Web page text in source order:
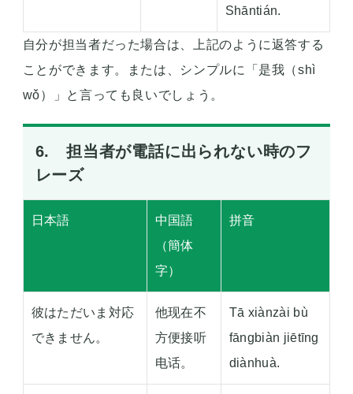
Shāntián.
自分が担当者だった場合は、上記のように返答する
ことができます。または、シンプルに「是我（shì
wǒ）」と言っても良いでしょう。
6. 担当者が電話に出られない時のフ
レーズ
日本語
中国語
（簡体
字）
拼音
彼はただいま対応
できません。
他现在不
方便接听
电话。
Tā xiànzài bù
fāngbiàn jiētīng
diànhuà.